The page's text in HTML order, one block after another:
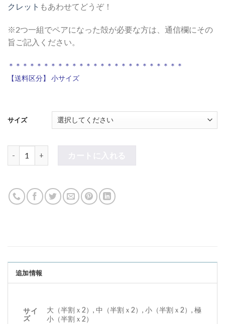
クレット もあわせてどうぞ！
※2つ一組でペアになった殻が必要な方は、通信欄にその
旨ご記入ください。
＊＊＊＊＊＊＊＊＊＊＊＊＊＊＊＊＊＊＊＊＊＊＊＊＊
【送料区分】 小サイズ
サイズ
クラフト用菓子くるみの殻 個
追加情報
サイ
ズ
大（半割ｘ2）, 中（半割ｘ2）, 小（半割ｘ2）, 極
小（半割ｘ2）